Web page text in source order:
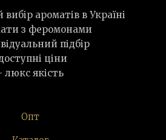
ароматів в Україні
з феромонами
підбір
ціни
люкс якість
Опт